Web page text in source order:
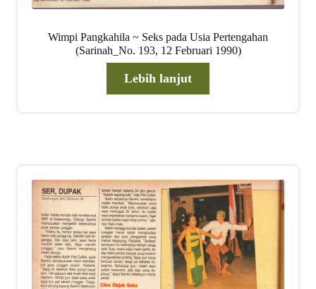
Wimpi Pangkahila ~ Seks pada Usia Pertengahan
(Sarinah_No. 193, 12 Februari 1990)
Lebih lanjut